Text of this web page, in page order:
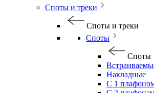
Споты и треки
Споты и треки
Споты
Споты
Накладные
С 1